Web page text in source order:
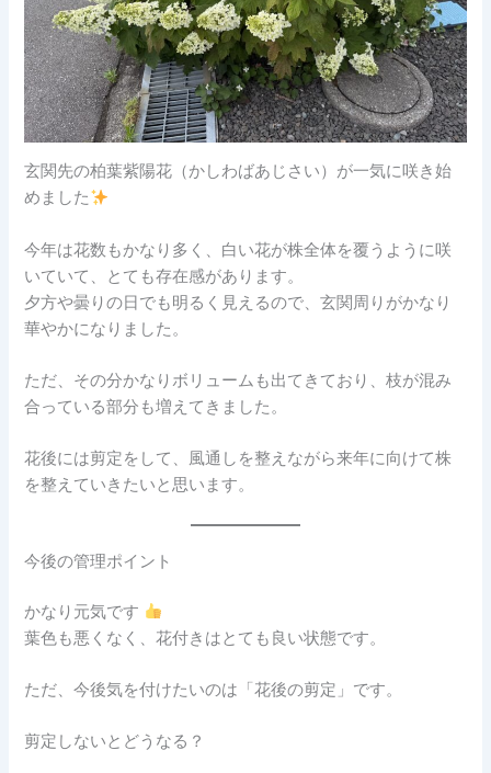
玄関先の柏葉紫陽花（かしわばあじさい）が一気に咲き始
めました
今年は花数もかなり多く、白い花が株全体を覆うように咲
いていて、とても存在感があります。
夕方や曇りの日でも明るく見えるので、玄関周りがかなり
華やかになりました。
ただ、その分かなりボリュームも出てきており、枝が混み
合っている部分も増えてきました。
花後には剪定をして、風通しを整えながら来年に向けて株
を整えていきたいと思います。
今後の管理ポイント
かなり元気です
葉色も悪くなく、花付きはとても良い状態です。
ただ、今後気を付けたいのは「花後の剪定」です。
剪定しないとどうなる？